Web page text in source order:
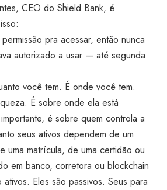
CEO do Shield Bank, é
pra acessar, então nunca
autorizado a usar — até segunda
você tem. É onde você tem.
É sobre onde ela está
é sobre quem controla a
seus ativos dependem de um
uma matrícula, de uma certidão ou
em banco, corretora ou blockchain
Eles são passivos. Seus para